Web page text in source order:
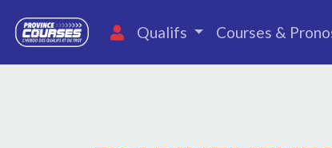
Qualifs Courses &